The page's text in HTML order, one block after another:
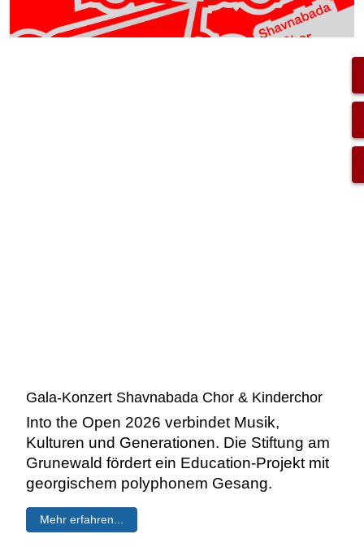
Gala-Konzert Shavnabada Chor & Kinderchor
Into the Open 2026 verbindet Musik,
Kulturen und Generationen. Die Stiftung am
Grunewald fördert ein Education-Projekt mit
georgischem polyphonem Gesang.
Mehr erfahren...